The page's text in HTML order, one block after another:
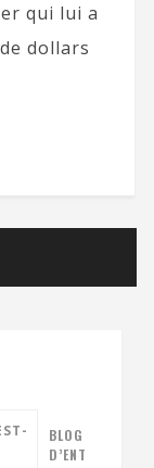
qui lui a
dollars
BLOG
D’ENT